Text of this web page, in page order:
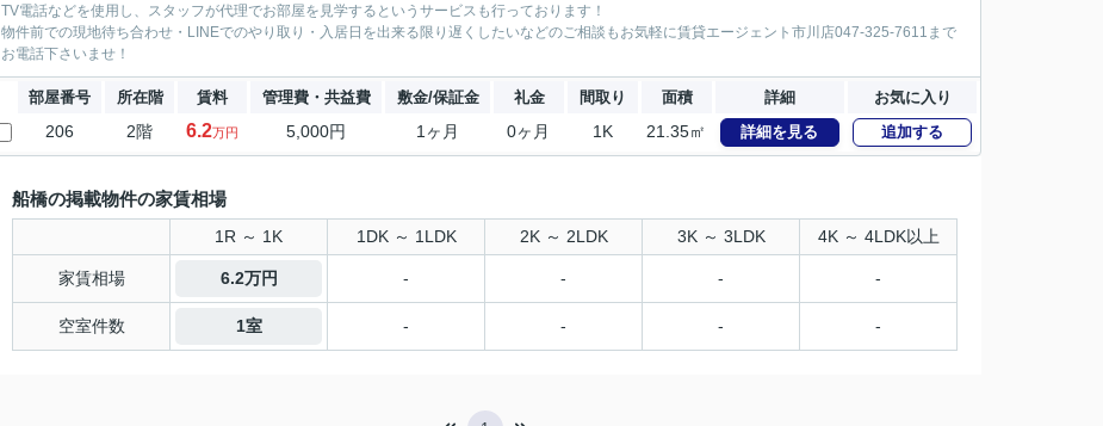
TV電話などを使用し、スタッフが代理でお部屋を見学するというサービスも行っております！
物件前での現地待ち合わせ・LINEでのやり取り・入居日を出来る限り遅くしたいなどのご相談もお気軽に賃貸エージェント市川店047-325-7611まで
お電話下さいませ！
部屋番号 所在階 賃料 管理費・共益費 敷金/保証金 礼金 間取り 面積 詳細 お気に入り
206 2階 6.2万円 5,000円 1ヶ月 0ヶ月 1K 21.35㎡ 詳細を見る 追加する
船橋の掲載物件の家賃相場
1R ～ 1K 1DK ～ 1LDK 2K ～ 2LDK 3K ～ 3LDK 4K ～ 4LDK以上
家賃相場 6.2万円 - - - -
空室件数 1室 - - - -